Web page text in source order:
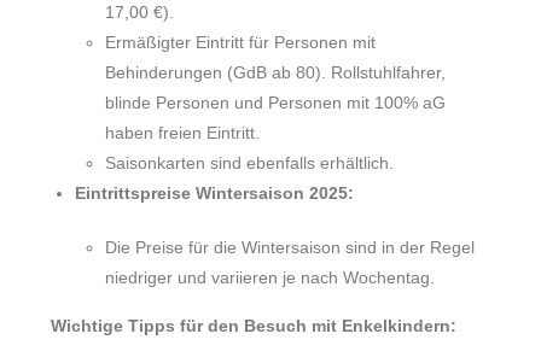
17,00 €).
Ermäßigter Eintritt für Personen mit
Behinderungen (GdB ab 80). Rollstuhlfahrer,
blinde Personen und Personen mit 100% aG
haben freien Eintritt.
Saisonkarten sind ebenfalls erhältlich.
Eintrittspreise Wintersaison 2025:
Die Preise für die Wintersaison sind in der Regel
niedriger und variieren je nach Wochentag.
Wichtige Tipps für den Besuch mit Enkelkindern: